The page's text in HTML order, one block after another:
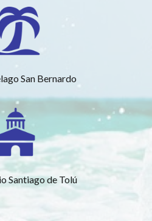
San Bernardo
Santiago de Tolú